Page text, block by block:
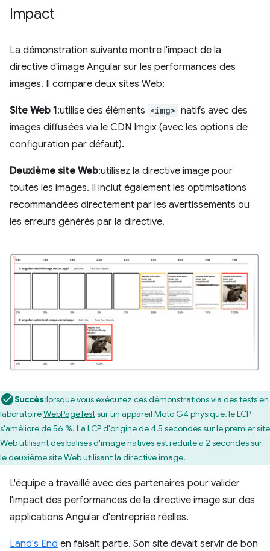
Impact
La démonstration suivante montre l'impact de la
directive d'image Angular sur les performances des
images. Il compare deux sites Web:
Site Web 1:utilise des éléments <img> natifs avec des
images diffusées via le CDN Imgix (avec les options de
configuration par défaut).
Deuxième site Web:utilisez la directive image pour
toutes les images. Il inclut également les optimisations
recommandées directement par les avertissements ou
les erreurs générés par la directive.
Succès:lorsque vous exécutez ces démonstrations via des tests en
laboratoireWebPageTestsur un appareil Moto G4 physique, le LCP
s'améliore de 56 %. La LCP d'origine de 4,5 secondes sur le premier site
Web utilisant des balises d'image natives est réduite à 2 secondes sur
le deuxième site Web utilisant la directive image.
L'équipe a travaillé avec des partenaires pour valider
l'impact des performances de la directive image sur des
applications Angular d'entreprise réelles.
Land's End en faisait partie. Son site devait servir de bon